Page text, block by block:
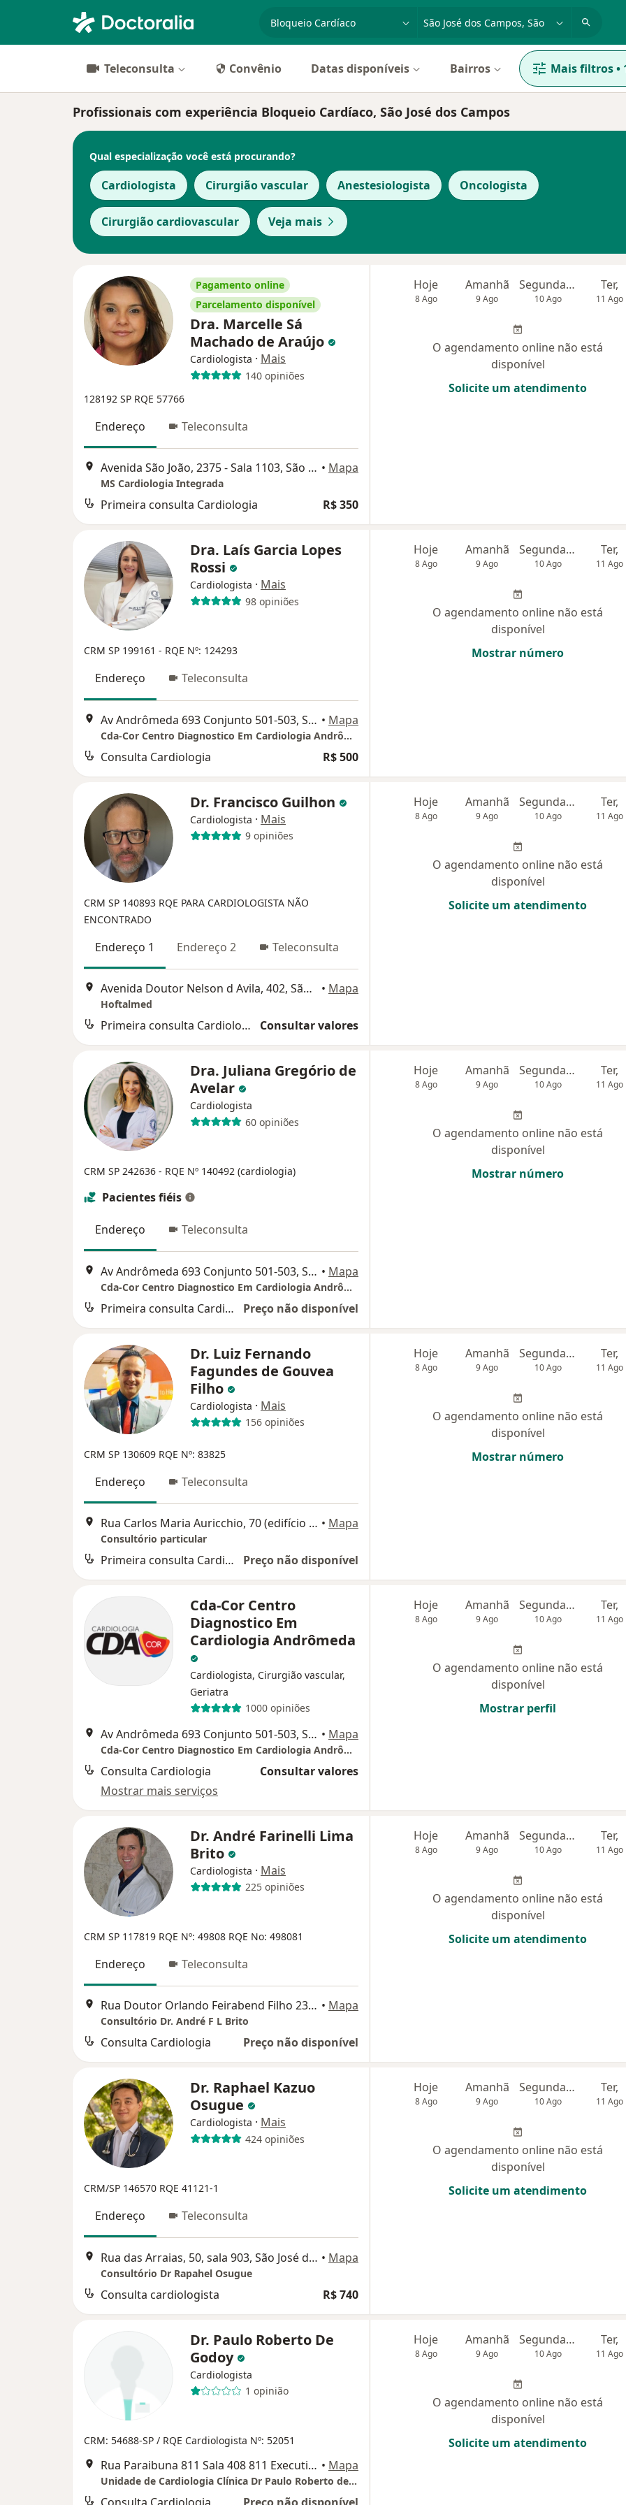
especialidade, doença ou nomecidade ou região
Teleconsulta Convênio Datas disponíveis Bairros Mais filtros•
Profissionais com experiência Bloqueio Cardíaco, São José dos Campos
Qual especialização você está procurando?
Cardiologista Cirurgião vascular Anestesiologista Oncologista
Cirurgião cardiovascular Veja mais
Pagamento online
Parcelamento disponível
Dra. Marcelle Sá
Machado de Araújo
Cardiologista · Mais
140 opiniões
128192 SP RQE 57766
Endereço Teleconsulta
Avenida São João, 2375 - Sala 1103, São José dos Campos • Mapa
MS Cardiologia Integrada
Primeira consulta Cardiologia R$ 350
Hoje
8 Ago
Amanhã
9 Ago
Segunda-feira
10 Ago
Ter,
11 Ago
O agendamento online não está
disponível
Solicite um atendimento
Dra. Laís Garcia Lopes
Rossi
Cardiologista · Mais
98 opiniões
CRM SP 199161 - RQE Nº: 124293
Endereço Teleconsulta
Av Andrômeda 693 Conjunto 501-503, São José dos Campos • Mapa
Cda-Cor Centro Diagnostico Em Cardiologia Andrômeda
Consulta Cardiologia R$ 500
Hoje
8 Ago
Amanhã
9 Ago
Segunda-feira
10 Ago
Ter,
11 Ago
O agendamento online não está
disponível
Mostrar número
Dr. Francisco Guilhon
Cardiologista · Mais
9 opiniões
CRM SP 140893 RQE PARA CARDIOLOGISTA NÃO
ENCONTRADO
Endereço 1 Endereço 2 Teleconsulta
Avenida Doutor Nelson d Avila, 402, São José dos Campos • Mapa
Hoftalmed
Primeira consulta Cardiologia Consultar valores
Hoje
8 Ago
Amanhã
9 Ago
Segunda-feira
10 Ago
Ter,
11 Ago
O agendamento online não está
disponível
Solicite um atendimento
Dra. Juliana Gregório de
Avelar
Cardiologista
60 opiniões
CRM SP 242636 - RQE Nº 140492 (cardiologia)
Pacientes fiéis
Endereço Teleconsulta
Av Andrômeda 693 Conjunto 501-503, São José dos Campos • Mapa
Cda-Cor Centro Diagnostico Em Cardiologia Andrômeda
Primeira consulta Cardiologia Preço não disponível
Hoje
8 Ago
Amanhã
9 Ago
Segunda-feira
10 Ago
Ter,
11 Ago
O agendamento online não está
disponível
Mostrar número
Dr. Luiz Fernando
Fagundes de Gouvea
Filho
Cardiologista · Mais
156 opiniões
CRM SP 130609 RQE Nº: 83825
Endereço Teleconsulta
Rua Carlos Maria Auricchio, 70 (edifício Costa Norte Offices Royal Park - sala 313), São José dos Campos • Mapa
Consultório particular
Primeira consulta Cardiologia Preço não disponível
Hoje
8 Ago
Amanhã
9 Ago
Segunda-feira
10 Ago
Ter,
11 Ago
O agendamento online não está
disponível
Mostrar número
Cda-Cor Centro
Diagnostico Em
Cardiologia Andrômeda
Cardiologista, Cirurgião vascular,
Geriatra
1000 opiniões
Av Andrômeda 693 Conjunto 501-503, São José dos Campos • Mapa
Cda-Cor Centro Diagnostico Em Cardiologia Andrômeda
Consulta Cardiologia
Consultar valores
Mostrar mais serviços
Hoje
8 Ago
Amanhã
9 Ago
Segunda-feira
10 Ago
Ter,
11 Ago
O agendamento online não está
disponível
Mostrar perfil
Dr. André Farinelli Lima
Brito
Cardiologista · Mais
225 opiniões
CRM SP 117819 RQE Nº: 49808 RQE No: 498081
Endereço Teleconsulta
Rua Doutor Orlando Feirabend Filho 230, Bloco C , 2o. Andar, Sala 201, São José dos Campos • Mapa
Consultório Dr. André F L Brito
Consulta Cardiologia Preço não disponível
Hoje
8 Ago
Amanhã
9 Ago
Segunda-feira
10 Ago
Ter,
11 Ago
O agendamento online não está
disponível
Solicite um atendimento
Dr. Raphael Kazuo
Osugue
Cardiologista · Mais
424 opiniões
CRM/SP 146570 RQE 41121-1
Endereço Teleconsulta
Rua das Arraias, 50, sala 903, São José dos Campos • Mapa
Consultório Dr Rapahel Osugue
Consulta cardiologista R$ 740
Hoje
8 Ago
Amanhã
9 Ago
Segunda-feira
10 Ago
Ter,
11 Ago
O agendamento online não está
disponível
Solicite um atendimento
Dr. Paulo Roberto De
Godoy
Cardiologista
1 opinião
CRM: 54688-SP / RQE Cardiologista Nº: 52051
Rua Paraibuna 811 Sala 408 811 Executive Offices , São José dos Campos • Mapa
Unidade de Cardiologia Clínica Dr Paulo Roberto de Godoy
Hoje
8 Ago
Amanhã
9 Ago
Segunda-feira
10 Ago
Ter,
11 Ago
O agendamento online não está
disponível
Solicite um atendimento